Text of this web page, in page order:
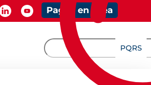
Pagos en línea
PQRS